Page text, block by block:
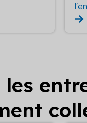
les